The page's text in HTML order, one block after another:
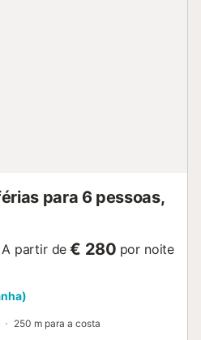
para 6 pessoas,
A partir de € 280 por noite
250 m para a costa